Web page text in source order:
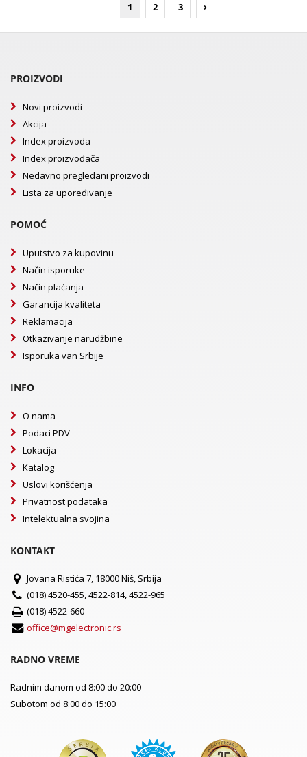
1 2 3 ›
PROIZVODI
Novi proizvodi
Akcija
Index proizvoda
Index proizvođača
Nedavno pregledani proizvodi
Lista za upoređivanje
POMOĆ
Uputstvo za kupovinu
Način isporuke
Način plaćanja
Garancija kvaliteta
Reklamacija
Otkazivanje narudžbine
Isporuka van Srbije
INFO
O nama
Podaci PDV
Lokacija
Katalog
Uslovi korišćenja
Privatnost podataka
Intelektualna svojina
KONTAKT
Jovana Ristića 7, 18000 Niš, Srbija
(018) 4520-455, 4522-814, 4522-965
(018) 4522-660
office@mgelectronic.rs
RADNO VREME
Radnim danom od 8:00 do 20:00
Subotom od 8:00 do 15:00